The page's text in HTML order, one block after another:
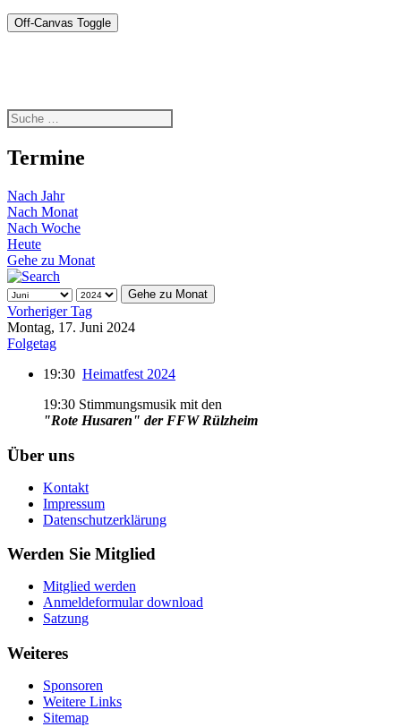
Off-Canvas Toggle
Termine
Nach Jahr
Nach Monat
Nach Woche
Heute
Gehe zu Monat
Gehe zu Monat
Vorheriger Tag
Montag, 17. Juni 2024
Folgetag
19:30 Heimatfest 2024
19:30 Stimmungsmusik mit den
"Rote Husaren" der FFW Rülzheim
Über uns
Kontakt
Impressum
Datenschutzerklärung
Werden Sie Mitglied
Mitglied werden
Anmeldeformular download
Satzung
Weiteres
Sponsoren
Weitere Links
Sitemap